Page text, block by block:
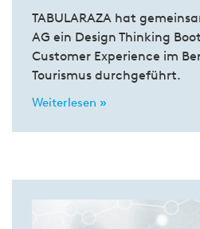
TABULARAZA hat
AG ein Design Thinking
Customer Experience im
Tourismus durchgeführt.
Weiterlesen »